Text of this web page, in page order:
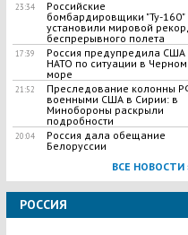
23:34
Российские
бомбардировщики "Ту-160"
установили мировой
беспрерывного полета
17:39
Россия предупредила США
НАТО по ситуации в Черном
море
21:52
Преследование колонны
военными США в Сирии: в
Минобороны раскрыли
подробности
20:04
Россия дала обещание
Белоруссии
ВСЕ НОВОСТИ
РОССИЯ